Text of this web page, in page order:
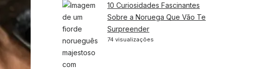
10 Curiosidades Fascinantes
Sobre a Noruega Que Vão Te
Surpreender
74 visualizações